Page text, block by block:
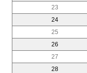
23
24
25
26
27
28